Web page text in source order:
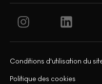
Politique des cookies
Conditions d'utilisation du